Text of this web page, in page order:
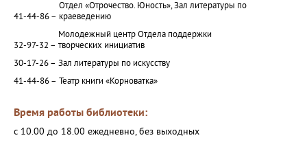
41-44-86 –
Отдел «Отрочество. Юность», Зал литературы по
краеведению
32-97-32 –
Молодежный центр Отдела поддержки
творческих инициатив
30-17-26 – Зал литературы по искусству
41-44-86 – Театр книги «Корноватка»
Время работы библиотеки:
с 10.00 до 18.00 ежедневно, без выходных